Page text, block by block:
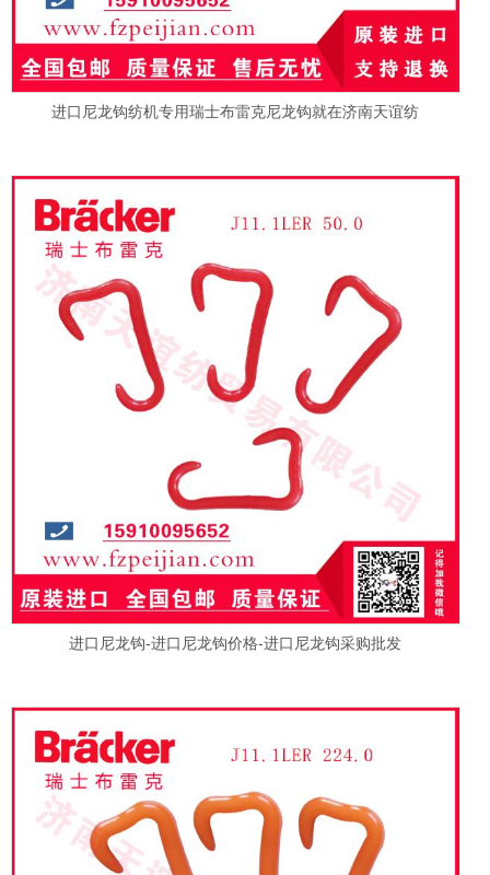
进口尼龙钩纺机专用瑞士布雷克尼龙钩就在济南天谊纺
进口尼龙钩-进口尼龙钩价格-进口尼龙钩采购批发